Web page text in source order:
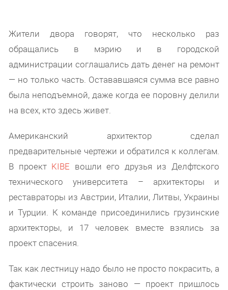
Жители двора говорят, что несколько раз
обращались в мэрию и в городской
администрации соглашались дать денег на ремонт
— но только часть. Остававшаяся сумма все равно
была неподъемной, даже когда ее поровну делили
на всех, кто здесь живет.
Американский архитектор сделал
предварительные чертежи и обратился к коллегам.
В проект KIBE вошли его друзья из Делфтского
технического университета – архитекторы и
реставраторы из Австрии, Италии, Литвы, Украины
и Турции. К команде присоединились грузинские
архитекторы, и 17 человек вместе взялись за
проект спасения.
Так как лестницу надо было не просто покрасить, а
фактически строить заново — проект пришлось